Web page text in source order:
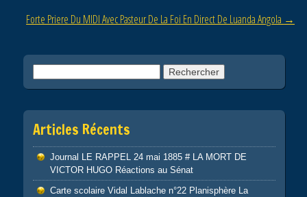
k
Forte Priere Du MIDI Avec Pasteur De La Foi En Direct De Luanda Angola →
Articles Récents
Journal LE RAPPEL 24 mai 1885 # LA MORT DE
VICTOR HUGO Réactions au Sénat
Carte scolaire Vidal Lablache n°22 Planisphère La